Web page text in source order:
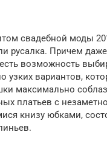
свадебной моды
русалка. Причем
возможность
узких вариантов,
максимально
платьев с незаметно
книзу юбками,